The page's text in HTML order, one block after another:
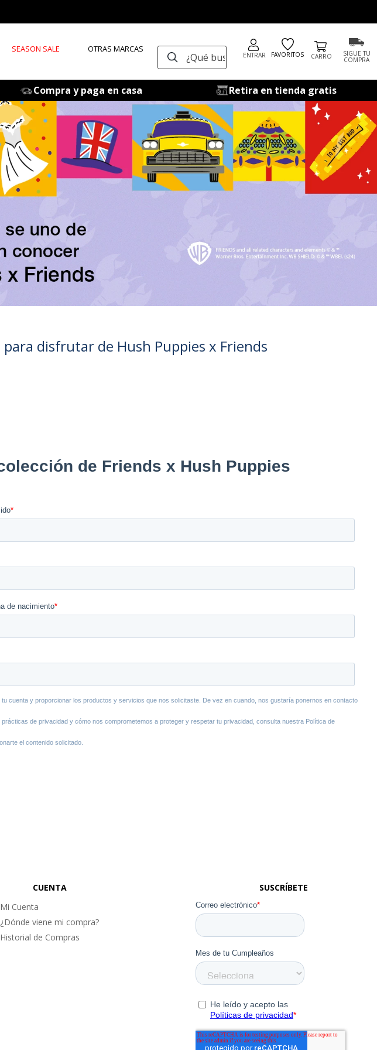
SEASON SALE OTRAS MARCAS ¿Qué buscas? ENTRAR FAVORITOS SIGUE TU
COMPRA
Compra y paga en casa Retira en tienda gratis
para disfrutar de Hush Puppies x Friends
CUENTA
Mi Cuenta
¿Dónde viene mi compra?
Historial de Compras
SUSCRÍBETE